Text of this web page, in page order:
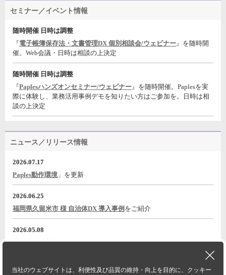
セミナー／イベント情報
随時開催 日時は調整
『電子帳簿保存法・文書管理DX 個別相談会/ウェビナー』を随時開
催。Web会議・日時は相談の上決定
随時開催 日時は調整
『Paplesハンズオンセミナー/ウェビナー』を随時開催。Paplesを実
際に体験し、業務活用事例デモを知りたい方はご参加を。日時は相
談の上決定
ニュース／リリース情報
2026.07.17
Paples動作環境 」を更新
2026.06.25
福岡県久留米市 様 自治体DX 導入事例 をご紹介
2026.05.08
『電子帳票基盤 Paples パピレスのご紹介』動画をYouTubeに公開
当社のウェブサイトは、利便性及び品質の維持・向上を目的に、クッキー